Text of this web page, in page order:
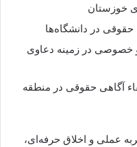
خوزستان
در دانشگاه‌ها
و خصوصی در زمینه دعاوی
آگاهی حقوقی در منطقه
عملی و اخلاق حرفه‌ای،